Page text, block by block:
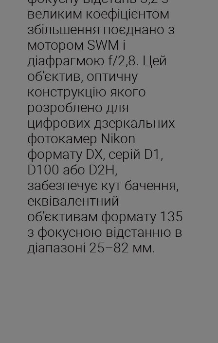
великим коефіцієнтом
збільшення поєднано з
мотором SWM і
діафрагмою f/2,8. Цей
об’єктив, оптичну
конструкцію якого
розроблено для
цифрових дзеркальних
фотокамер Nikon
формату DX, серій D1,
D100 або D2H,
забезпечує кут бачення,
еквівалентний
об’єктивам формату 135
з фокусною відстанню в
діапазоні 25–82 мм.